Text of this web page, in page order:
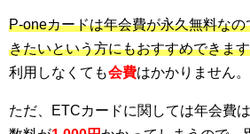
P-oneカードは年会費が永久無料な
きたいという方にもおすすめできま
利用しなくても会費はかかりません。
ただ、ETCカードに関しては年会費